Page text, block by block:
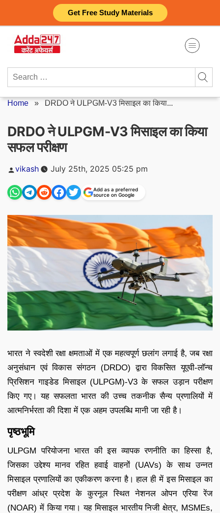
Get Free Study Materials
content
Search
Home » DRDO ने ULPGM-V3 मिसाइल का किया...
DRDO ने ULPGM-V3 मिसाइल का किया
सफल परीक्षण
Posted
vikash July 25th, 2025 05:25 pm
Add as a preferred
source on Google
भारत ने स्वदेशी रक्षा क्षमताओं में एक महत्वपूर्ण छलांग लगाई है, जब रक्षा
अनुसंधान एवं विकास संगठन (DRDO) द्वारा विकसित यूएवी-लॉन्च
प्रिसिशन गाइडेड मिसाइल (ULPGM)-V3 के सफल उड़ान परीक्षण
किए गए। यह सफलता भारत की उच्च तकनीक सैन्य प्रणालियों में
आत्मनिर्भरता की दिशा में एक अहम उपलब्धि मानी जा रही है।
पृष्ठभूमि
ULPGM परियोजना भारत की इस व्यापक रणनीति का हिस्सा है,
जिसका उद्देश्य मानव रहित हवाई वाहनों (UAVs) के साथ उन्नत
मिसाइल प्रणालियों का एकीकरण करना है। हाल ही में इस मिसाइल का
परीक्षण आंध्र प्रदेश के कुरनूल स्थित नेशनल ओपन एरिया रेंज
(NOAR) में किया गया। यह मिसाइल भारतीय निजी क्षेत्र, MSMEs,